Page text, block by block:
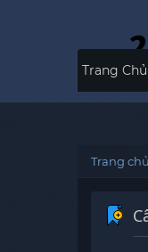
Trang Chủ
Trang chủ